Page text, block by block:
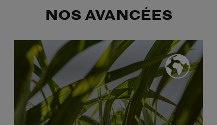
NOS AVANCÉES